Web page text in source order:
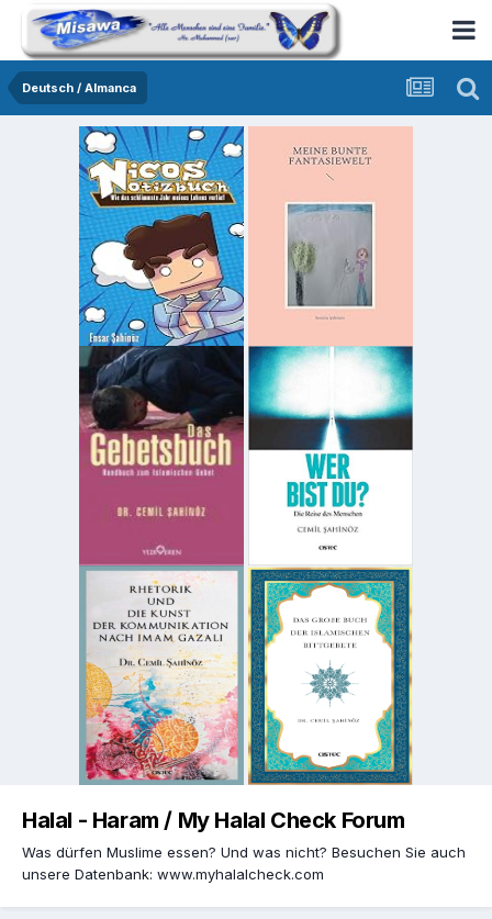
Deutsch / Almanca
Halal - Haram / My Halal Check Forum
Was dürfen Muslime essen? Und was nicht? Besuchen Sie auch
unsere Datenbank: www.myhalalcheck.com